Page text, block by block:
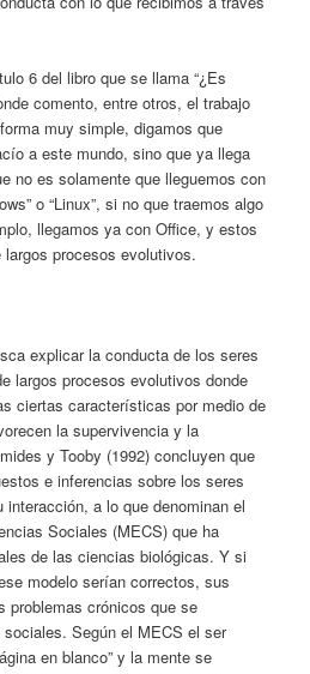
6 del libro que se llama “¿Es
comento, entre otros, el trabajo
muy simple, digamos que
a este mundo, sino que ya llega
no es solamente que lleguemos con
o “Linux”, si no que traemos algo
llegamos ya con Office, y estos
largos procesos evolutivos.
explicar la conducta de los seres
largos procesos evolutivos donde
ciertas características por medio de
la supervivencia y la
y Tooby (1992) concluyen que
e inferencias sobre los seres
a lo que denominan el
Sociales (MECS) que ha
de las ciencias biológicas. Y si
modelo serían correctos, sus
problemas crónicos que se
Según el MECS el ser
en blanco” y la mente se